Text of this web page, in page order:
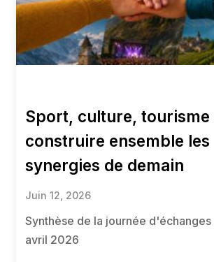
Sport, culture, tourisme
construire ensemble les
synergies de demain
Juin 12, 2026
Synthèse de la journée d'échanges
avril 2026